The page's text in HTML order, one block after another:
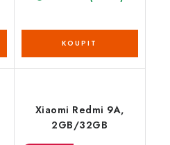
Xiaomi Redmi 9A,
2GB/32GB